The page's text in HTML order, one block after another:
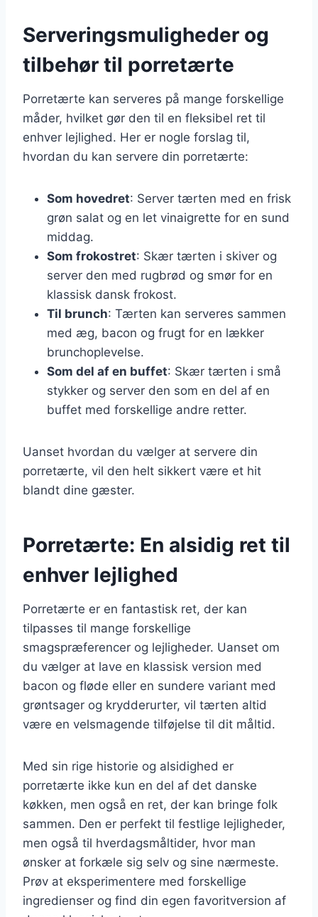
Serveringsmuligheder og
tilbehør til porretærte
Porretærte kan serveres på mange forskellige
måder, hvilket gør den til en fleksibel ret til
enhver lejlighed. Her er nogle forslag til,
hvordan du kan servere din porretærte:
Som hovedret: Server tærten med en frisk
grøn salat og en let vinaigrette for en sund
middag.
Som frokostret: Skær tærten i skiver og
server den med rugbrød og smør for en
klassisk dansk frokost.
Til brunch: Tærten kan serveres sammen
med æg, bacon og frugt for en lækker
brunchoplevelse.
Som del af en buffet: Skær tærten i små
stykker og server den som en del af en
buffet med forskellige andre retter.
Uanset hvordan du vælger at servere din
porretærte, vil den helt sikkert være et hit
blandt dine gæster.
Porretærte: En alsidig ret til
enhver lejlighed
Porretærte er en fantastisk ret, der kan
tilpasses til mange forskellige
smagspræferencer og lejligheder. Uanset om
du vælger at lave en klassisk version med
bacon og fløde eller en sundere variant med
grøntsager og krydderurter, vil tærten altid
være en velsmagende tilføjelse til dit måltid.
Med sin rige historie og alsidighed er
porretærte ikke kun en del af det danske
køkken, men også en ret, der kan bringe folk
sammen. Den er perfekt til festlige lejligheder,
men også til hverdagsmåltider, hvor man
ønsker at forkæle sig selv og sine nærmeste.
Prøv at eksperimentere med forskellige
ingredienser og find din egen favoritversion af